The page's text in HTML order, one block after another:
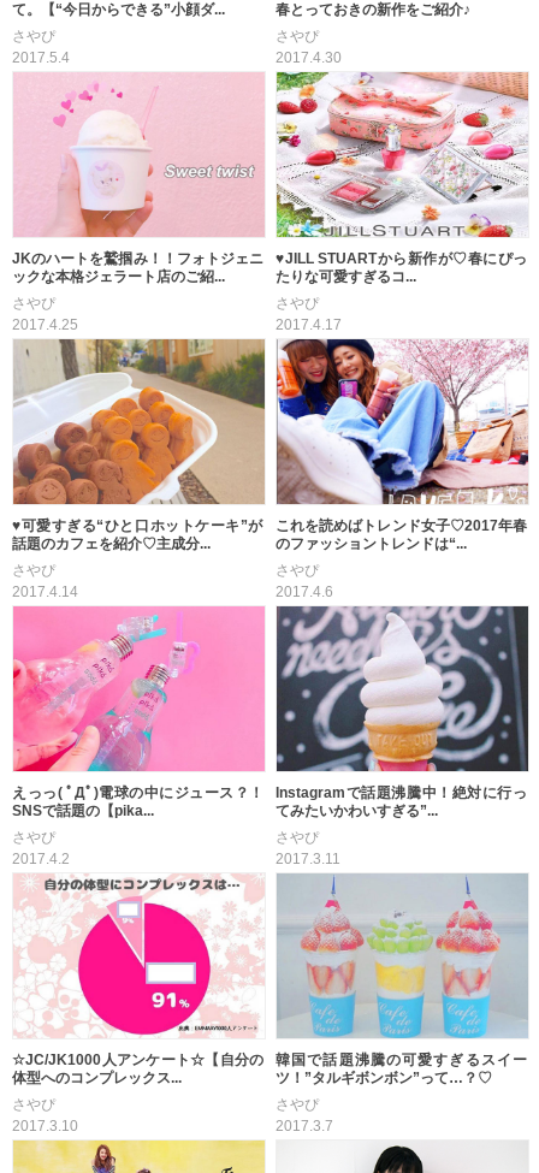
て。【“今日からできる”小顔ダ...
さやぴ
2017.5.4
春とっておきの新作をご紹介♪
さやぴ
2017.4.30
JKのハートを鷲掴み！！フォトジェニ
ックな本格ジェラート店のご紹...
さやぴ
2017.4.25
♥︎JILL STUARTから新作が♡春にぴっ
たりな可愛すぎるコ...
さやぴ
2017.4.17
♥︎可愛すぎる“ひと口ホットケーキ”が
話題のカフェを紹介♡主成分...
さやぴ
2017.4.14
これを読めばトレンド女子♡2017年春
のファッショントレンドは“...
さやぴ
2017.4.6
えっっ( ﾟДﾟ)電球の中にジュース？！
SNSで話題の【pika...
さやぴ
2017.4.2
Instagramで話題沸騰中！絶対に行っ
てみたいかわいすぎる”...
さやぴ
2017.3.11
☆JC/JK1000人アンケート☆【自分の
体型へのコンプレックス...
さやぴ
2017.3.10
韓国で話題沸騰の可愛すぎるスイー
ツ！”タルギボンボン”って…？♡
さやぴ
2017.3.7